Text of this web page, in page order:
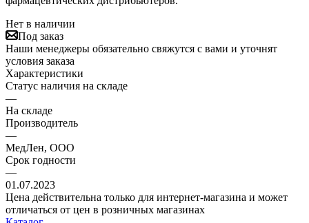
Нет в наличии
Под заказ
Наши менеджеры обязательно свяжутся с вами и уточнят
условия заказа
Характеристики
Статус наличия на складе
—
На складе
Производитель
—
МедЛен, ООО
Срок годности
—
01.07.2023
Цена действительна только для интернет-магазина и может
отличаться от цен в розничных магазинах